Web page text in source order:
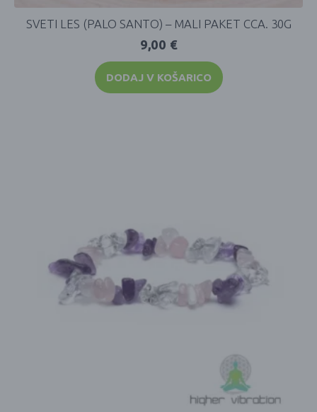
SVETI LES (PALO SANTO) – MALI PAKET CCA. 30G
9,00 €
DODAJ V KOŠARICO